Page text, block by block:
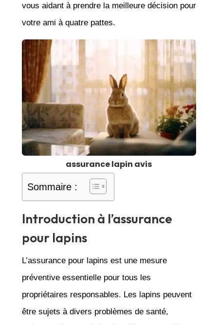
vous aidant à prendre la meilleure décision pour
votre ami à quatre pattes.
assurance lapin avis
Sommaire :
Introduction à l’assurance
pour lapins
L’assurance pour lapins est une mesure
préventive essentielle pour tous les
propriétaires responsables. Les lapins peuvent
être sujets à divers problèmes de santé,